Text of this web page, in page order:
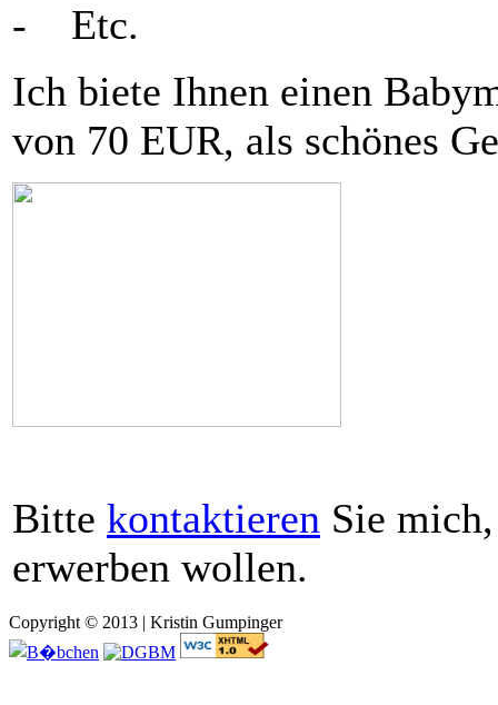
- Etc.
Ich biete Ihnen einen
von 70 EUR, als schönes
Bitte kontaktieren Sie
erwerben wollen.
Copyright © 2013 | Kristin Gumpinger